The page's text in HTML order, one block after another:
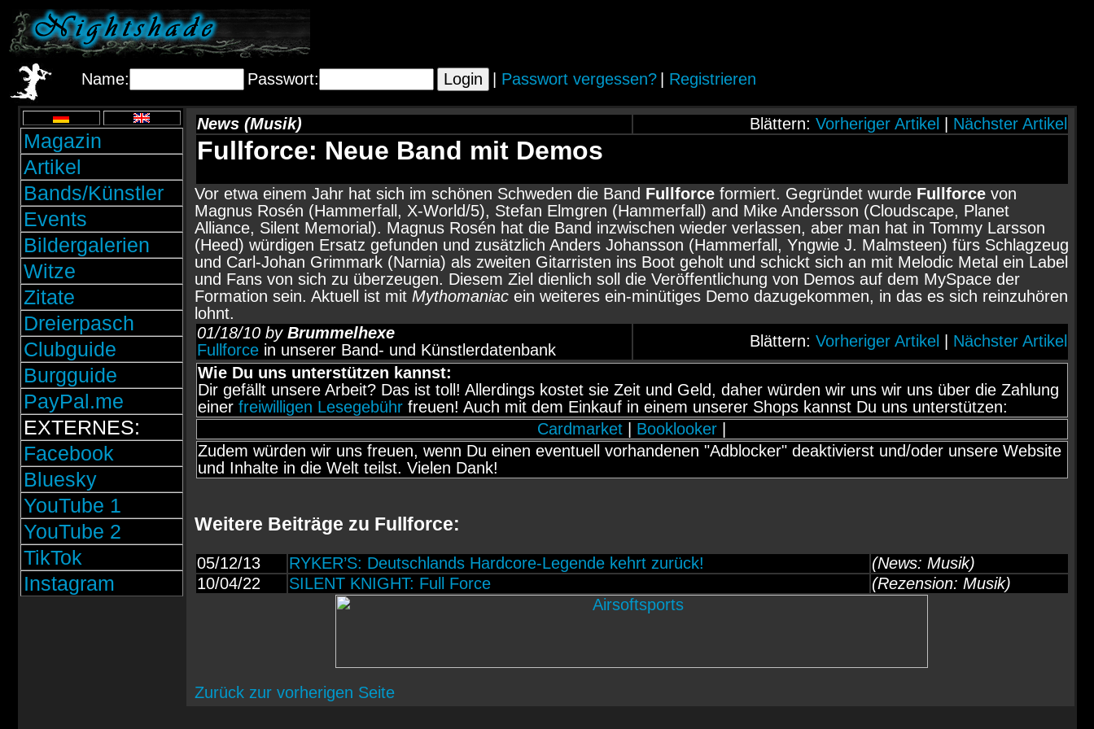
Name: Passwort: Passwort vergessen? Registrieren
Magazin
Artikel
Bands/Künstler
Events
Bildergalerien
Witze
Zitate
Dreierpasch
Clubguide
Burgguide
PayPal.me
EXTERNES:
Facebook
Bluesky
YouTube 1
YouTube 2
TikTok
Instagram
News (Musik) Blättern: Vorheriger Artikel Nächster Artikel
Fullforce: Neue Band mit Demos
Vor etwa einem Jahr hat sich im schönen Schweden die Band Fullforceformiert. Gegründet wurde Fullforcevon
Magnus Rosén (Hammerfall, X-World/5), Stefan Elmgren (Hammerfall) and Mike Andersson (Cloudscape, Planet
Alliance, Silent Memorial). Magnus Rosén hat die Band inzwischen wieder verlassen, aber man hat in Tommy Larsson
(Heed) würdigen Ersatz gefunden und zusätzlich Anders Johansson (Hammerfall, Yngwie J. Malmsteen) fürs Schlagzeug
und Carl-Johan Grimmark (Narnia) als zweiten Gitarristen ins Boot geholt und schickt sich an mit Melodic Metal ein Label
und Fans von sich zu überzeugen. Diesem Ziel dienlich soll die Veröffentlichung von Demos auf dem MySpace der
Formation sein. Aktuell ist mit Mythomaniacein weiteres ein-minütiges Demo dazugekommen, in das es sich reinzuhören
lohnt.
01/18/10 by Brummelhexe
Fullforcein unserer Band- und Künstlerdatenbank Blättern: Vorheriger Artikel
Nächster Artikel
Wie Du uns unterstützen kannst:
Dir gefällt unsere Arbeit? Das ist toll! Allerdings kostet sie Zeit und Geld, daher würden wir uns wir uns über die Zahlung
einer freiwilligen Lesegebührfreuen! Auch mit dem Einkauf in einem unserer Shops kannst Du uns unterstützen:
Cardmarket
Booklooker
Zudem würden wir uns freuen, wenn Du einen eventuell vorhandenen "Adblocker" deaktivierst und/oder unsere Website
und Inhalte in die Welt teilst. Vielen Dank!
Weitere Beiträge zu Fullforce:
05/12/13 RYKER’S: Deutschlands Hardcore-Legende kehrt zurück!
(News: Musik)
10/04/22
SILENT KNIGHT: Full Force (Rezension: Musik)
Zurück zur vorherigen Seite